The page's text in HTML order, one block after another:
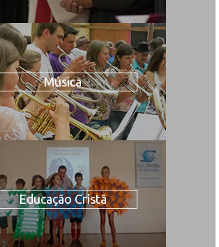
Música
Educação Cristã